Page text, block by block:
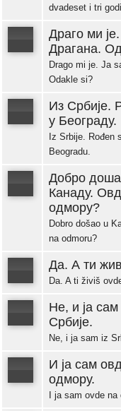
dvadeset i tri
Драго ми
Драгана.
Drago mi je. Ja
Odakle si?
Из Србије.
у Београду.
Iz Srbije. Rođen
Beogradu.
Добро
Канаду.
одмору?
Dobro došao u
na odmoru?
Да. А ти
Da. A ti živiš
Не, и ја сам
Србије.
Ne, i ja sam iz
И ја сам
одмору.
I ja sam ovde na